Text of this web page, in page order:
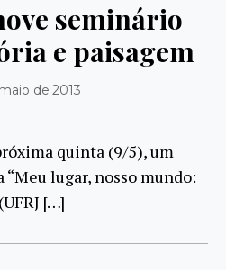
seminário
e paisagem
de 2013
quinta (9/5), um
lugar, nosso mundo:
[…]